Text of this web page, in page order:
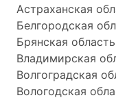
Астраханская
Белгородская
Брянская область
Владимирская
Волгоградская
Вологодская